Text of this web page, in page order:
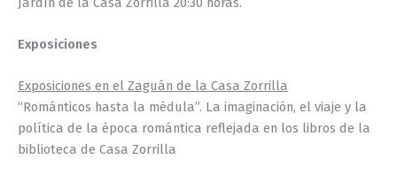
Exposiciones
Exposiciones en el Zaguán de la Casa Zorrilla
“Románticos hasta la médula”. La imaginación, el viaje y la
política de la época romántica reflejada en los libros de la
biblioteca de Casa Zorrilla